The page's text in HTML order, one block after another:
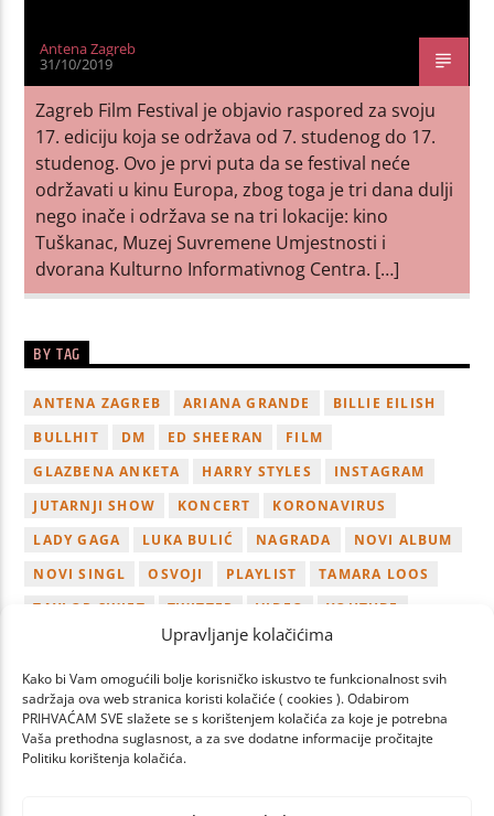
Upravljanje kolačićima
Kako bi Vam omogućili bolje korisničko iskustvo te funkcionalnost svih
sadržaja ova web stranica koristi kolačiće ( cookies ). Odabirom
PRIHVAĆAM SVE slažete se s korištenjem kolačića za koje je potrebna
Vaša prethodna suglasnost, a za sve dodatne informacije pročitajte
Politiku korištenja kolačića.
Antena Zagreb
31/10/2019
Zagreb Film Festival je objavio raspored za svoju
17. ediciju koja se održava od 7. studenog do 17.
studenog. Ovo je prvi puta da se festival neće
održavati u kinu Europa, zbog toga je tri dana dulji
nego inače i održava se na tri lokacije: kino
Tuškanac, Muzej Suvremene Umjestnosti i
dvorana Kulturno Informativnog Centra. […]
BY TAG
ANTENA ZAGREB ARIANA GRANDE
BILLIE EILISH
BULLHIT
DM ED SHEERAN
FILM
GLAZBENA ANKETA
HARRY STYLES
INSTAGRAM
JUTARNJI SHOW
KONCERT
KORONAVIRUS
LADY GAGA
LUKA BULIĆ NAGRADA
NOVI ALBUM
NOVI SINGL
OSVOJI PLAYLIST
TAMARA LOOS
TAYLOR SWIFT
TWITTER VIDEO
YOUTUBE